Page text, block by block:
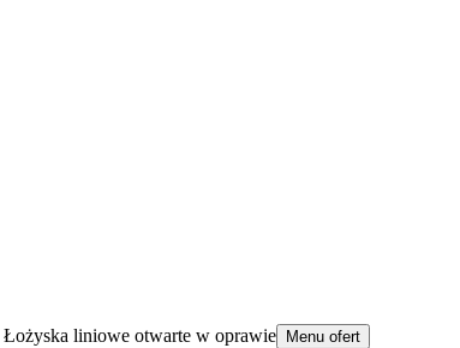
Łożyska liniowe otwarte w oprawie Menu ofert